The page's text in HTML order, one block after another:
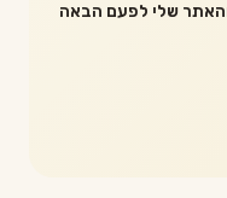
שלי לפעם הבאה